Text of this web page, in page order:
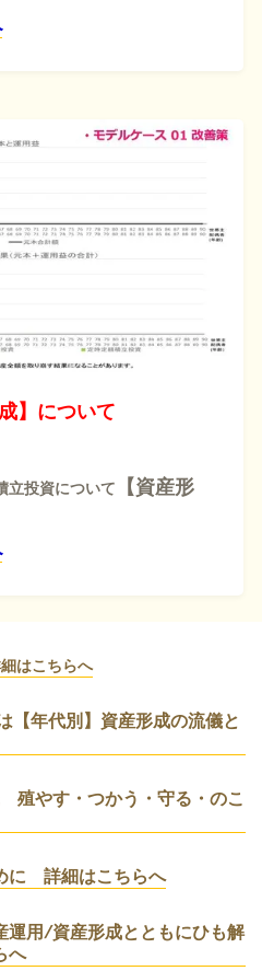
】について
立投資について
【資産形
はこちらへ
【年代別】資産形成の流儀と
やす・つかう・守る・のこ
に 詳細はこちらへ
運用/資産形成とともにひも解
へ